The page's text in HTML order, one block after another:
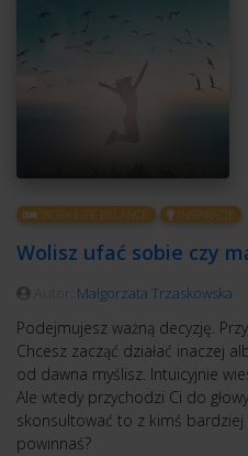
WORK-LIFE BALANCE INSPIRACJE
Wolisz ufać sobie czy
Małgorzata Trzaskowska
Podejmujesz ważną decyzję.
Chcesz zacząć działać inaczej
od dawna myślisz. Intuicyjnie
Ale wtedy przychodzi Ci do
skonsultować to z kimś
powinnaś?